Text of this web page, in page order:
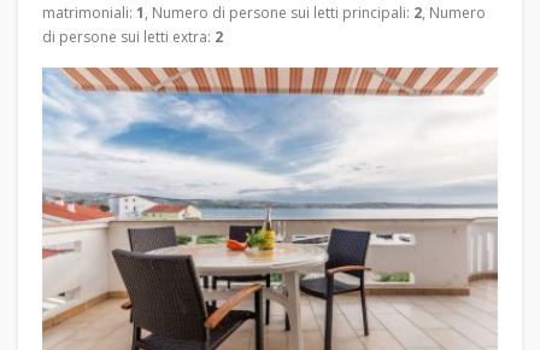
matrimoniali: 1, Numero di persone sui letti principali: 2, Numero
di persone sui letti extra: 2